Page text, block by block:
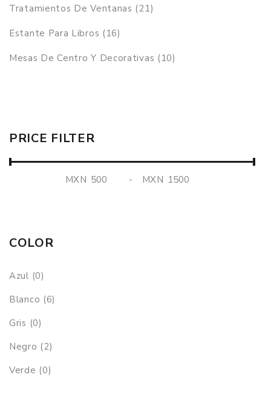
Tratamientos De Ventanas (21)
Estante Para Libros (16)
Mesas De Centro Y Decorativas (10)
PRICE FILTER
MXN - MXN
COLOR
Azul (0)
Blanco (6)
Gris (0)
Negro (2)
Verde (0)